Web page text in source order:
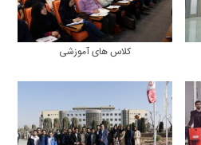
کلاس های آموزشی